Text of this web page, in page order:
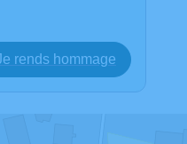
rends hommage